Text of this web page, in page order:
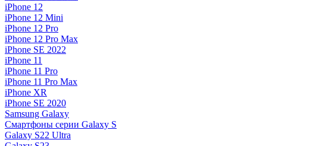
iPhone 12
iPhone 12 Mini
iPhone 12 Pro
iPhone 12 Pro Max
iPhone SE 2022
iPhone 11
iPhone 11 Pro
iPhone 11 Pro Max
iPhone XR
iPhone SE 2020
Samsung Galaxy
Смартфоны серии Galaxy S
Galaxy S22 Ultra